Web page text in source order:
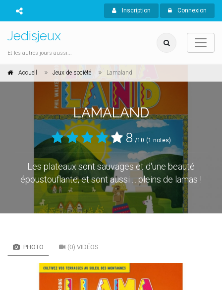
Inscription Connexion
Jedisjeux
Et les autres jours aussi...
Accueil Jeux de société Lamaland
LAMALAND
8 /10 (1 notes)
Les plateaux sont sauvages et d'une beauté
époustouflante, et sont aussi ... pleins de lamas !
PHOTO (0) VIDÉOS